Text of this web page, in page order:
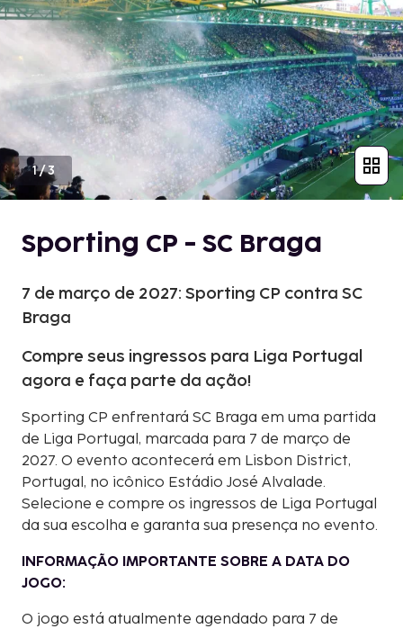
1/3
Sporting CP - SC Braga
7 de março de 2027: Sporting CP contra SC
Braga
Compre seus ingressos para Liga Portugal
agora e faça parte da ação!
Sporting CP enfrentará SC Braga em uma partida
de Liga Portugal, marcada para 7 de março de
2027. O evento acontecerá em Lisbon District,
Portugal, no icônico Estádio José Alvalade.
Selecione e compre os ingressos de Liga Portugal
da sua escolha e garanta sua presença no evento.
INFORMAÇÃO IMPORTANTE SOBRE A DATA DO
JOGO:
O jogo está atualmente agendado para 7 de